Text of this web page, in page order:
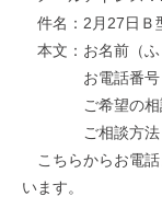
件名：2月27日Ｂ
本文：お名前（ふ
お電話番号
ご希望の相談
ご相談方法（対
こちらからお電話
います。